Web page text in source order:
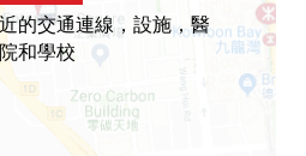
的交通連線，設施，醫
院和學校